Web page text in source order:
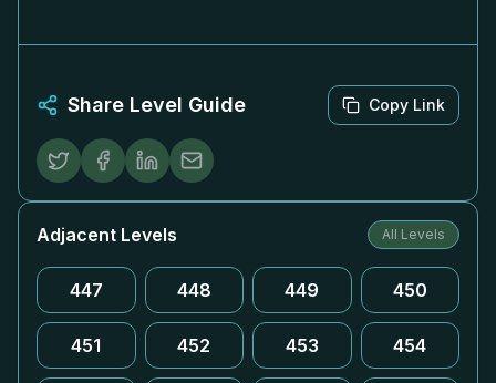
Share Level Guide Copy Link
Adjacent Levels All Levels
447 448 449 450
451 452 453 454